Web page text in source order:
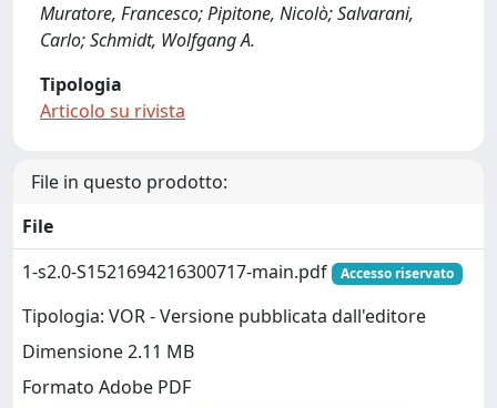
Muratore, Francesco; Pipitone, Nicolò; Salvarani,
Carlo; Schmidt, Wolfgang A.
Tipologia
Articolo su rivista
File in questo prodotto:
File
1-s2.0-S1521694216300717-main.pdf
Accesso riservato
Tipologia: VOR - Versione pubblicata dall'editore
Dimensione 2.11 MB
Formato Adobe PDF